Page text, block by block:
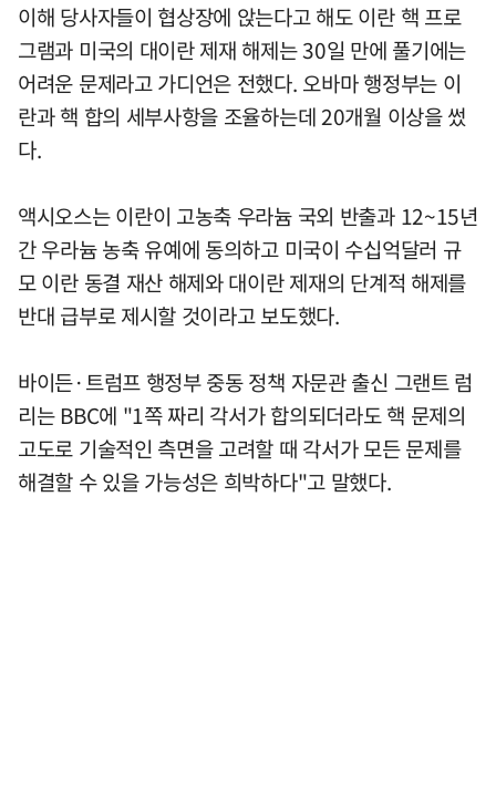
이해 당사자들이 협상장에 앉는다고 해도 이란 핵 프로
그램과 미국의 대이란 제재 해제는 30일 만에 풀기에는
어려운 문제라고 가디언은 전했다. 오바마 행정부는 이
란과 핵 합의 세부사항을 조율하는데 20개월 이상을 썼
다.
액시오스는 이란이 고농축 우라늄 국외 반출과 12~15년
간 우라늄 농축 유예에 동의하고 미국이 수십억달러 규
모 이란 동결 재산 해제와 대이란 제재의 단계적 해제를
반대 급부로 제시할 것이라고 보도했다.
바이든·트럼프 행정부 중동 정책 자문관 출신 그랜트 럼
리는 BBC에 "1쪽 짜리 각서가 합의되더라도 핵 문제의
고도로 기술적인 측면을 고려할 때 각서가 모든 문제를
해결할 수 있을 가능성은 희박하다"고 말했다.